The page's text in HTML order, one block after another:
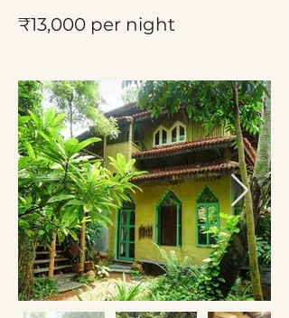
₹13,000 per night